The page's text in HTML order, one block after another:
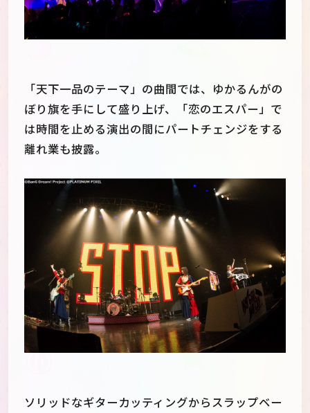
「天下一品のテーマ」の曲間では、ゆかるんがの
ぼり旗を手にして盛り上げ、「恋のエスパー」で
は時間を止める演出の間にパートチェンジをする
離れ業も披露。
ソリッドなギターカッティングからスラップベー